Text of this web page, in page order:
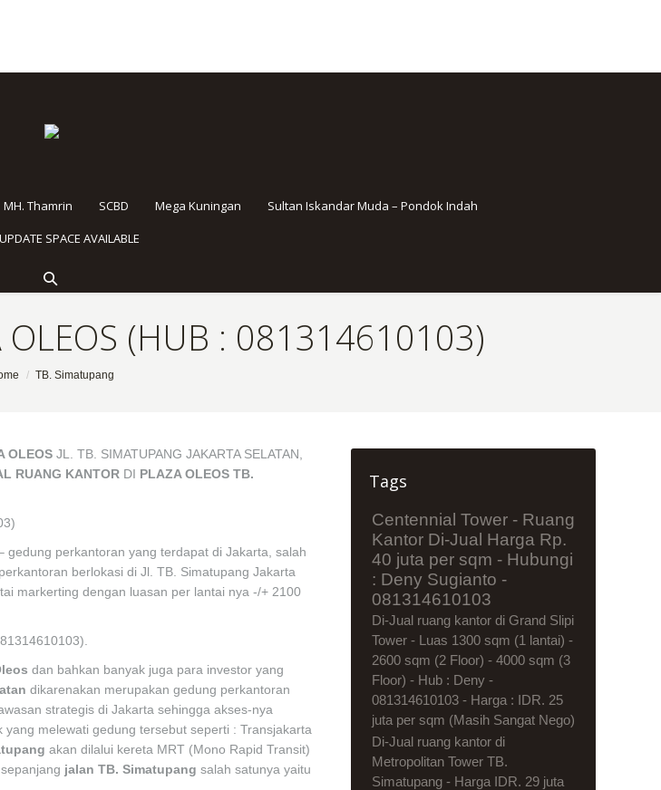
MH. Thamrin SCBD Mega Kuningan
Sultan Iskandar Muda – Pondok Indah
SPACE AVAILABLE
OLEOS (HUB : 081314610103)
TB. Simatupang
OLEOS JL. TB. SIMATUPANG JAKARTA SELATAN,
RUANG KANTOR DI PLAZA OLEOS TB.
perkantoran yang terdapat di Jakarta, salah
berlokasi di Jl. TB. Simatupang Jakarta
markerting dengan luasan per lantai nya -/+ 2100
dan bahkan banyak juga para investor yang
dikarenakan merupakan gedung perkantoran
strategis di Jakarta sehingga akses-nya
melewati gedung tersebut seperti : Transjakarta
akan dilalui kereta MRT (Mono Rapid Transit)
jalan TB. Simatupang salah satunya yaitu
Tags
Centennial Tower - Ruang
Kantor Di-Jual Harga Rp.
40 juta per sqm - Hubungi
: Deny Sugianto -
081314610103
Di-Jual ruang kantor di Grand Slipi
Tower - Luas 1300 sqm (1 lantai) -
2600 sqm (2 Floor) - 4000 sqm (3
Floor) - Hub : Deny -
081314610103 - Harga : IDR. 25
juta per sqm (Masih Sangat Nego)
Di-Jual ruang kantor di
Metropolitan Tower TB.
Simatupang - Harga IDR. 29 juta